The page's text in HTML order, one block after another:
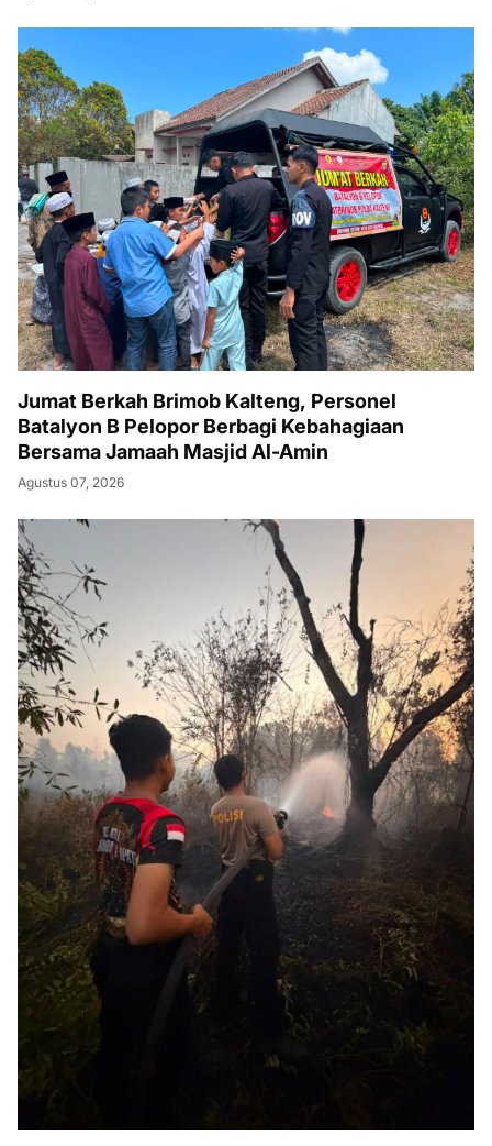
Jumat Berkah Brimob Kalteng, Personel
Batalyon B Pelopor Berbagi Kebahagiaan
Bersama Jamaah Masjid Al-Amin
Agustus 07, 2026